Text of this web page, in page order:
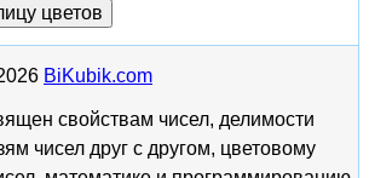
цветов
BiKubik.com
свойствам чисел, делимости
чисел друг с другом, цветовому